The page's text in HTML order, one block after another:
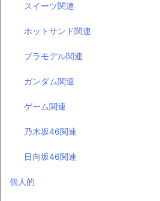
スイーツ関連
ホットサンド関連
プラモデル関連
ガンダム関連
ゲーム関連
乃木坂46関連
日向坂46関連
個人的